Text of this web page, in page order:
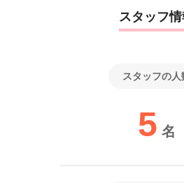
スタッフ情
スタッフの人
5 名